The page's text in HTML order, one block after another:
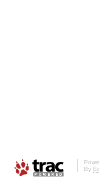
By